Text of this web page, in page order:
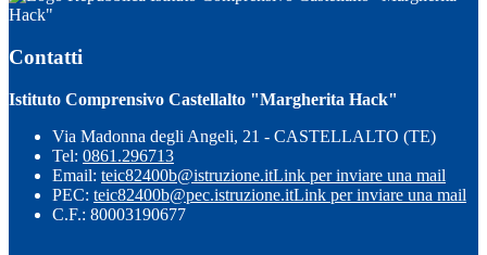
Hack"
Contatti
Istituto Comprensivo Castellalto "Margherita Hack"
Via Madonna degli Angeli, 21 - CASTELLALTO (TE)
Tel: 0861.296713
Email: teic82400b@istruzione.itLink per inviare una mail
PEC: teic82400b@pec.istruzione.itLink per inviare una mail
C.F.: 80003190677